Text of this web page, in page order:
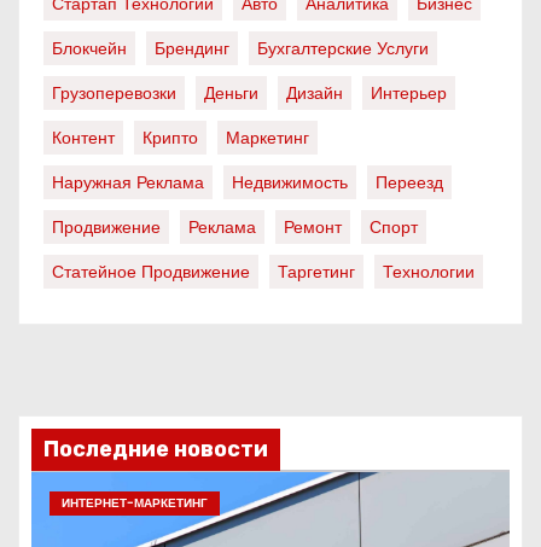
Блокчейн
Брендинг
Бухгалтерские Услуги
Грузоперевозки
Деньги Дизайн
Интерьер
Контент
Крипто
Маркетинг
Наружная Реклама
Недвижимость
Переезд
Продвижение
Реклама Ремонт
Спорт
Статейное Продвижение
Таргетинг Технологии
Последние новости
ИНТЕРНЕТ-МАРКЕТИНГ